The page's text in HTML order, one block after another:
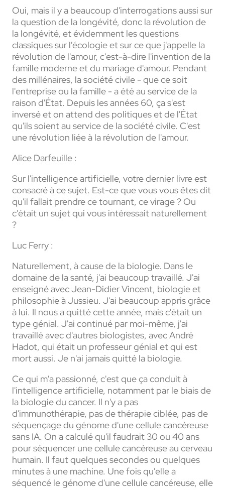
Oui, mais il y a beaucoup d'interrogations aussi sur
la question de la longévité, donc la révolution de
la longévité, et évidemment les questions
classiques sur l'écologie et sur ce que j'appelle la
révolution de l'amour, c'est-à-dire l'invention de la
famille moderne et du mariage d'amour. Pendant
des millénaires, la société civile - que ce soit
l'entreprise ou la famille - a été au service de la
raison d'État. Depuis les années 60, ça s'est
inversé et on attend des politiques et de l'État
qu'ils soient au service de la société civile. C'est
une révolution liée à la révolution de l'amour.
Alice Darfeuille :
Sur l'intelligence artificielle, votre dernier livre est
consacré à ce sujet. Est-ce que vous vous êtes dit
qu'il fallait prendre ce tournant, ce virage ? Ou
c'était un sujet qui vous intéressait naturellement
?
Luc Ferry :
Naturellement, à cause de la biologie. Dans le
domaine de la santé, j'ai beaucoup travaillé. J'ai
enseigné avec Jean-Didier Vincent, biologie et
philosophie à Jussieu. J'ai beaucoup appris grâce
à lui. Il nous a quitté cette année, mais c'était un
type génial. J'ai continué par moi-même, j'ai
travaillé avec d'autres biologistes, avec André
Hadot, qui était un professeur génial et qui est
mort aussi. Je n'ai jamais quitté la biologie.
Ce qui m'a passionné, c'est que ça conduit à
l'intelligence artificielle, notamment par le biais de
la biologie du cancer. Il n'y a pas
d'immunothérapie, pas de thérapie ciblée, pas de
séquençage du génome d'une cellule cancéreuse
sans IA. On a calculé qu'il faudrait 30 ou 40 ans
pour séquencer une cellule cancéreuse au cerveau
humain. Il faut quelques secondes ou quelques
minutes à une machine. Une fois qu'elle a
séquencé le génome d'une cellule cancéreuse, elle